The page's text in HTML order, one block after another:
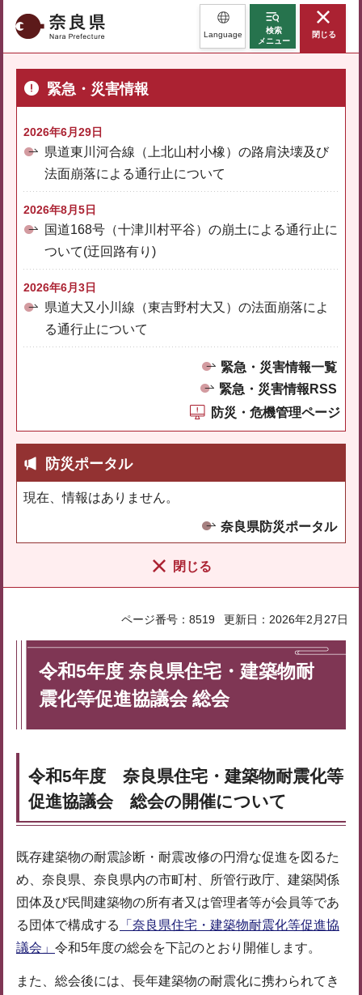
奈良県 Language
検索
メニュー
閉じる
緊急・災害情報
2026年6月29日
県道東川河合線（上北山村小橡）の路肩決壊及び
法面崩落による通行止について
2026年8月5日
国道168号（十津川村平谷）の崩土による通行止に
ついて(迂回路有り)
2026年6月3日
県道大又小川線（東吉野村大又）の法面崩落によ
る通行止について
緊急・災害情報一覧
緊急・災害情報RSS
防災・危機管理ページ
防災ポータル
現在、情報はありません。
奈良県防災ポータル
閉じる
ページ番号：8519 更新日：2026年2月27日
令和5年度 奈良県住宅・建築物耐
震化等促進協議会 総会
令和5年度 奈良県住宅・建築物耐震化等
促進協議会 総会の開催について
既存建築物の耐震診断・耐震改修の円滑な促進を図るた
め、奈良県、奈良県内の市町村、所管行政庁、建築関係
団体及び民間建築物の所有者又は管理者等が会員等であ
る団体で構成する
「奈良県住宅・建築物耐震化等促進協
議会」 令和5年度の総会を下記のとおり開催します。
また、総会後には、長年建築物の耐震化に携わられてき